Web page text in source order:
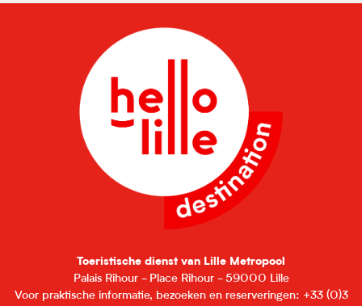
Toeristische dienst van Lille Metropool
Palais Rihour - Place Rihour - 59000 Lille
Voor praktische informatie, bezoeken en reserveringen: +33 (0)3